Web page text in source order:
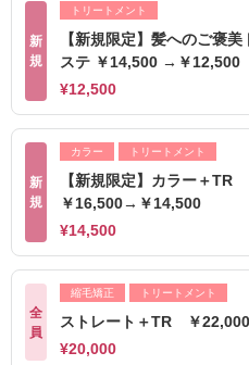
新
規
トリートメント
【新規限定】髪へのご褒
ステ ￥14,500 →￥12,500
¥12,500
新
規
カラー トリートメント
【新規限定】カラー＋TR
￥16,500→￥14,500
¥14,500
全
員
縮毛矯正 トリートメント
ストレート＋TR ￥
¥20,000